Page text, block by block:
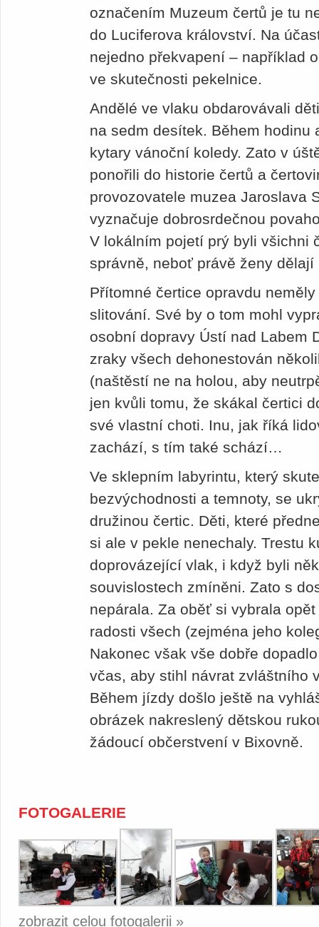
označením Muzeum čertů je tu
do Luciferova království. Na
nejedno překvapení – například
ve skutečnosti pekelnice.
Andělé ve vlaku obdarovávali
na sedm desítek. Během
kytary vánoční koledy. Zato v
ponořili do historie čertů a
provozovatele muzea Jaroslava
vyznačuje dobrosrdečnou
V lokálním pojetí prý byli všichni
správně, neboť právě ženy
Přítomné čertice opravdu
slitování. Své by o tom mohl
osobní dopravy Ústí nad Labem
zraky všech dehonestován
(naštěstí ne na holou, aby
jen kvůli tomu, že skákal čertici
své vlastní choti. Inu, jak říká
zachází, s tím také schází…
Ve sklepním labyrintu, který
bezvýchodnosti a temnoty, se
družinou čertic. Děti, které
si ale v pekle nenechaly. Trestu
doprovázející vlak, i když byli
souvislostech zmíněni. Zato s
nepárala. Za oběť si vybrala
radosti všech (zejména jeho
Nakonec však vše dobře
včas, aby stihl návrat zvláštního
Během jízdy došlo ještě na
obrázek nakreslený dětskou
žádoucí občerstvení v Bixovně.
FOTOGALERIE
zobrazit celou fotogalerii »